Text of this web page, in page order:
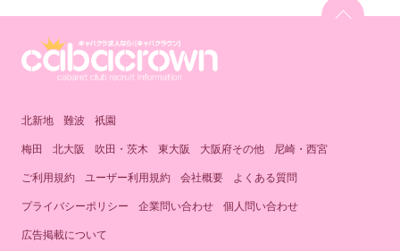
北新地 難波 祇園
梅田 北大阪 吹田・茨木 東大阪 大阪府その他 尼崎・西宮
ご利用規約 ユーザー利用規約 会社概要 よくある質問
プライバシーポリシー 企業問い合わせ 個人問い合わせ
広告掲載について